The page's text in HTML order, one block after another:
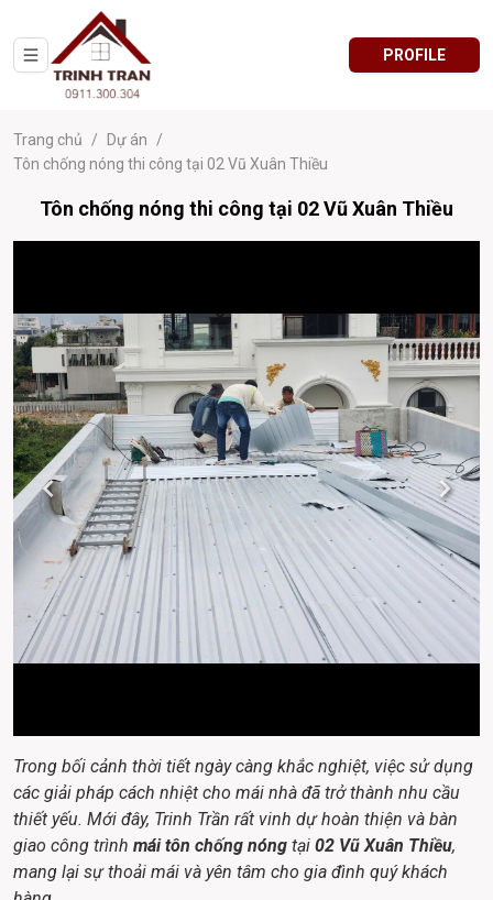
PROFILE
Trang chủ / Dự án
/
Tôn chống nóng thi công tại 02 Vũ Xuân Thiều
Tôn chống nóng thi công tại 02 Vũ Xuân Thiều
Trong bối cảnh thời tiết ngày càng khắc nghiệt, việc sử dụng
các giải pháp cách nhiệt cho mái nhà đã trở thành nhu cầu
thiết yếu. Mới đây, Trinh Trần rất vinh dự hoàn thiện và bàn
giao công trình mái tôn chống nóng tại 02 Vũ Xuân Thiều,
mang lại sự thoải mái và yên tâm cho gia đình quý khách